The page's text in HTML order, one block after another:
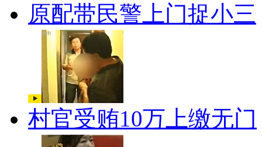
原配带民警上门捉小三
村官受贿10万上缴无门